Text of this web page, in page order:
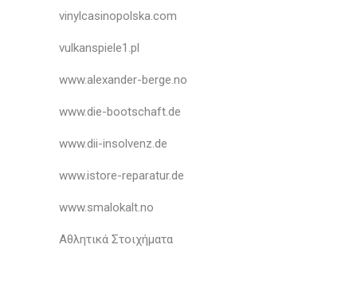
vinylcasinopolska.com
vulkanspiele1.pl
www.alexander-berge.no
www.die-bootschaft.de
www.dii-insolvenz.de
www.istore-reparatur.de
www.smalokalt.no
Αθλητικά Στοιχήματα